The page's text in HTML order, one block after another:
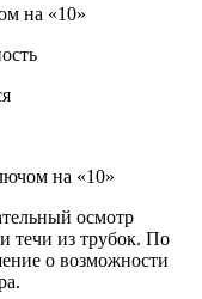
на «10»
на «10»
осмотр
течи из трубок. По
о возможности